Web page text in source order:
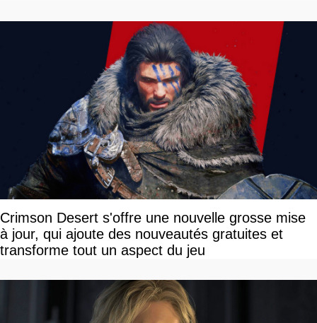
Crimson Desert s'offre une nouvelle grosse mise
à jour, qui ajoute des nouveautés gratuites et
transforme tout un aspect du jeu